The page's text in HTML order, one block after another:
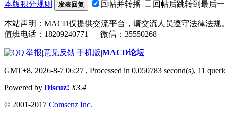
本版积分规则 发表回复 回帖并转播 回帖后跳转到最后
本站声明：MACD仅提供交流平台，请交流人员遵守法律法规
值班电话：18209240771 微信：35550268
|举报|意见反馈|手机版|MACD论坛
GMT+8, 2026-8-7 06:27 , Processed in 0.050783 second(s), 11
Powered by Discuz! X3.4
© 2001-2017 Comsenz Inc.